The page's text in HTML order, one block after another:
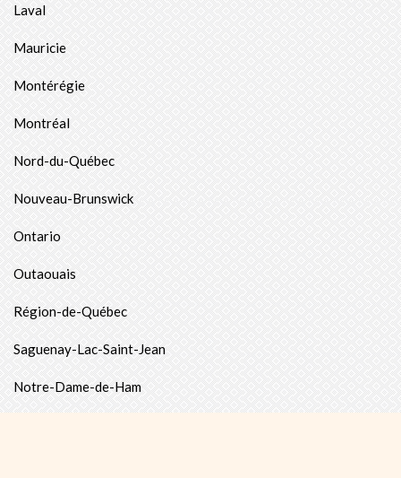
Laval
Mauricie
Montérégie
Montréal
Nord-du-Québec
Nouveau-Brunswick
Ontario
Outaouais
Région-de-Québec
Saguenay-Lac-Saint-Jean
Notre-Dame-de-Ham